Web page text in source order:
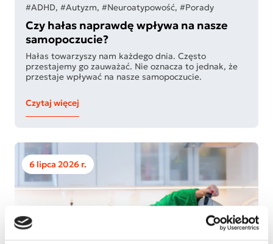
#ADHD, #Autyzm, #Neuroatypowość, #Porady
Czy hałas naprawdę wpływa na nasze
samopoczucie?
Hałas towarzyszy nam każdego dnia. Często
przestajemy go zauważać. Nie oznacza to jednak, że
przestaje wpływać na nasze samopoczucie.
Czytaj więcej
6 lipca 2026 r.